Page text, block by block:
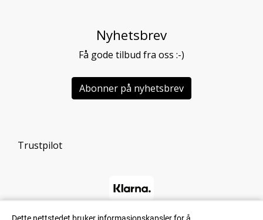
Nyhetsbrev
Få gode tilbud fra oss :-)
Abonner på nyhetsbrev
Trustpilot